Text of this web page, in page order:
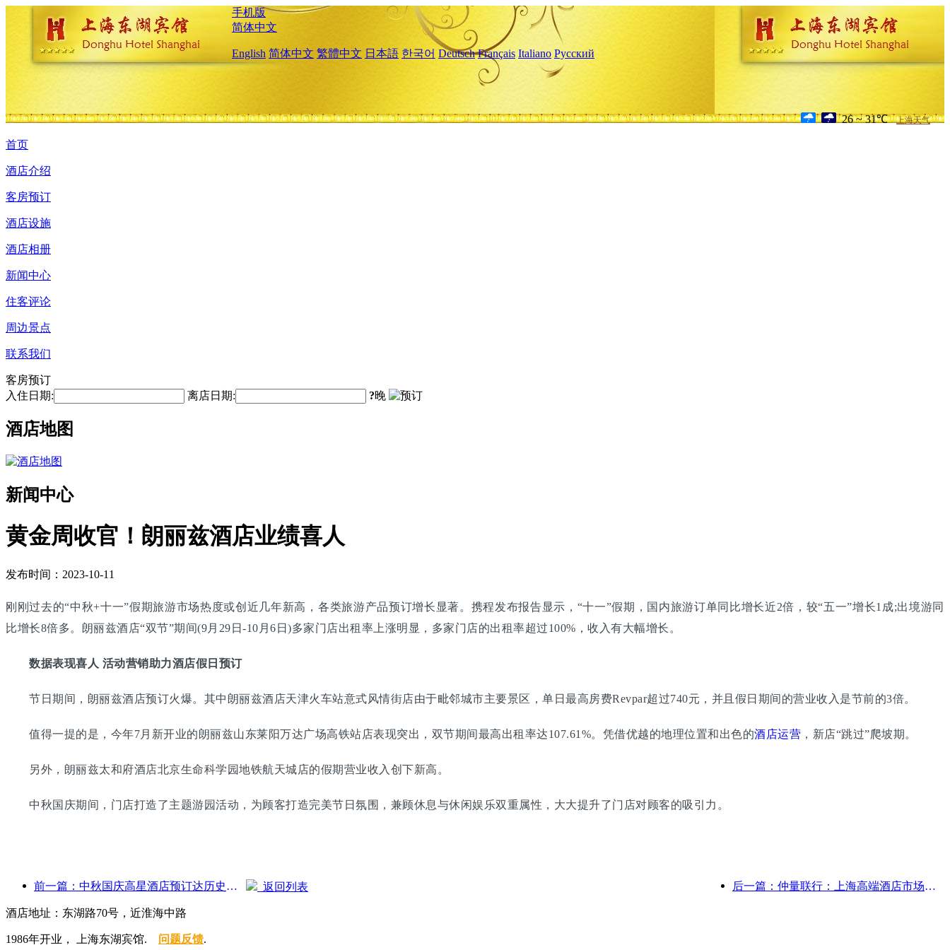
手机版
简体中文
English 简体中文 繁體中文 日本語 한국어 Deutsch Français Italiano Русский
26 ~ 31℃ 上海天气
首页
酒店介绍
客房预订
酒店设施
酒店相册
新闻中心
住客评论
周边景点
联系我们
客房预订
入住日期:
离店日期: ?晚
酒店地图
新闻中心
黄金周收官！朗丽兹酒店业绩喜人
发布时间：2023-10-11
刚刚过去的“中秋+十一”假期旅游市场热度或创近几年新高，各类旅游产品预订增长显著。携程发布报告显示，“十一”假期，国内旅游订单同比增长近2倍，较“五一”增长1成;出境游同
比增长8倍多。朗丽兹酒店“双节”期间(9月29日-10月6日)多家门店出租率上涨明显，多家门店的出租率超过100%，收入有大幅增长。
数据表现喜人 活动营销助力酒店假日预订
节日期间，朗丽兹酒店预订火爆。其中朗丽兹酒店天津火车站意式风情街店由于毗邻城市主要景区，单日最高房费Revpar超过740元，并且假日期间的营业收入是节前的3倍。
值得一提的是，今年7月新开业的朗丽兹山东莱阳万达广场高铁站店表现突出，双节期间最高出租率达107.61%。凭借优越的地理位置和出色的酒店运营 ，新店“跳过”爬坡期。
另外，朗丽兹太和府酒店北京生命科学园地铁航天城店的假期营业收入创下新高。
中秋国庆期间，门店打造了主题游园活动，为顾客打造完美节日氛围，兼顾休息与休闲娱乐双重属性，大大提升了门店对顾客的吸引力。
前一篇：中秋国庆高星酒店预订达历史新高，增速远超中低星级酒店 后一篇：仲量联行：上海高端酒店市场全面恢复
返回列表
酒店地址：东湖路70号，近淮海中路
1986年开业， 上海东湖宾馆. 问题反馈.